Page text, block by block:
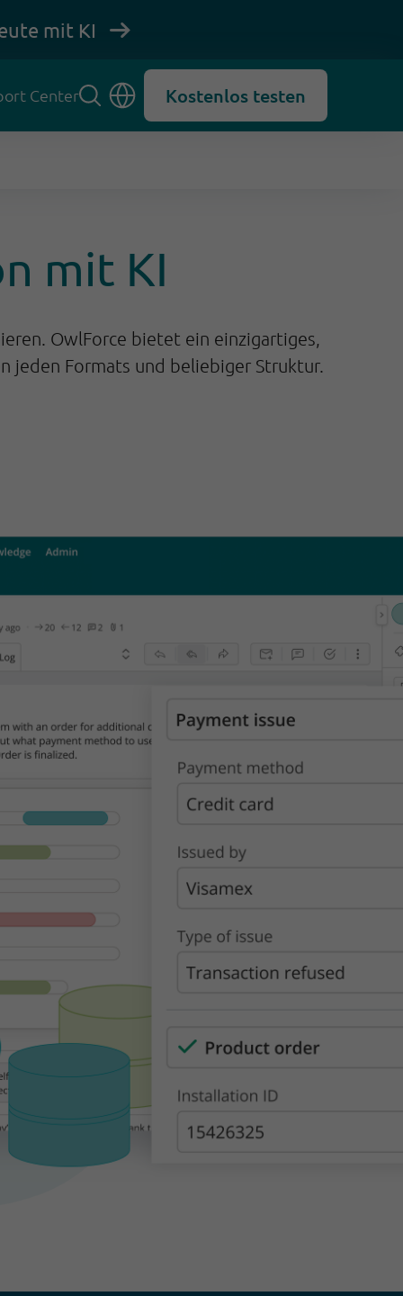
mit KI
Center Kostenlos testen
mit KI
OwlForce bietet ein einzigartiges,
jeden Formats und beliebiger Struktur.